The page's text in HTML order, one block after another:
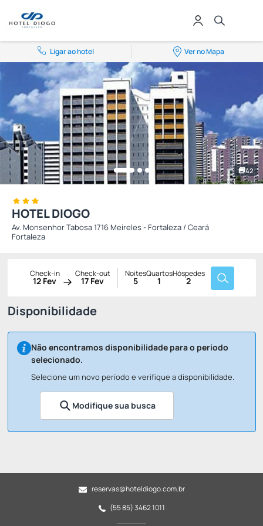
Ligar ao hotel Ver no Mapa
42
HOTEL DIOGO
Av. Monsenhor Tabosa 1716 Meireles - Fortaleza / Ceará
Fortaleza
Check-in
12 Fev
Check-out
17 Fev
Noites
5
Quartos
1
Hóspedes
2
Disponibilidade
Não encontramos disponibilidade para o período
selecionado.
Selecione um novo período e verifique a disponibilidade.
Modifique sua busca
reservas@hoteldiogo.com.br
(55 85) 3462 1011